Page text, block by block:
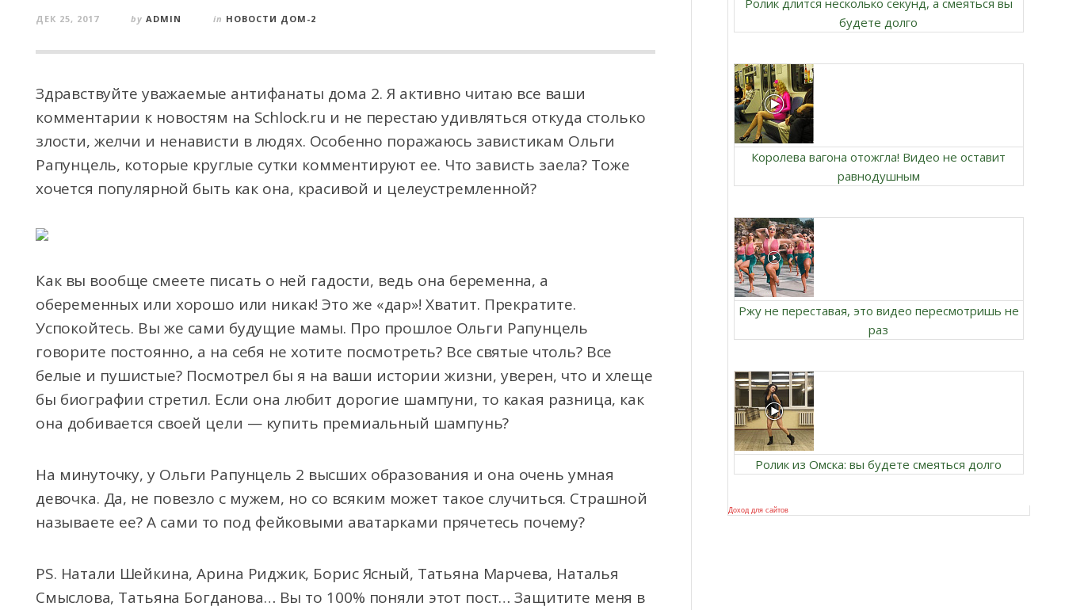
ДЕК 25, 2017 by ADMIN in НОВОСТИ ДОМ-2
Здравствуйте уважаемые антифанаты дома 2. Я активно читаю все ваши
комментарии к новостям на Schlock.ru и не перестаю удивляться откуда столько
злости, желчи и ненависти в людях. Особенно поражаюсь завистикам Ольги
Рапунцель, которые круглые сутки комментируют ее. Что зависть заела? Тоже
хочется популярной быть как она, красивой и целеустремленной?
Как вы вообще смеете писать о ней гадости, ведь она беременна, а
обеременных или хорошо или никак! Это же «дар»! Хватит. Прекратите.
Успокойтесь. Вы же сами будущие мамы. Про прошлое Ольги Рапунцель
говорите постоянно, а на себя не хотите посмотреть? Все святые чтоль? Все
белые и пушистые? Посмотрел бы я на ваши истории жизни, уверен, что и хлеще
бы биографии стретил. Если она любит дорогие шампуни, то какая разница, как
она добивается своей цели — купить премиальный шампунь?
На минуточку, у Ольги Рапунцель 2 высших образования и она очень умная
девочка. Да, не повезло с мужем, но со всяким может такое случиться. Страшной
называете ее? А сами то под фейковыми аватарками прячетесь почему?
PS. Натали Шейкина, Арина Риджик, Борис Ясный, Татьяна Марчева, Наталья
Смыслова, Татьяна Богданова… Вы то 100% поняли этот пост… Защитите меня в
Ролик длится несколько секунд, а смеяться вы
будете долго
Королева вагона отожгла! Видео не оставит
равнодушным
Ржу не переставая, это видео пересмотришь не
раз
Ролик из Омска: вы будете смеяться долго
Доход для сайтов